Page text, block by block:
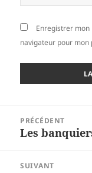
Enregistrer mon
navigateur pour
l’article
PRÉCÉDENT
Article
Les
SUIVANT